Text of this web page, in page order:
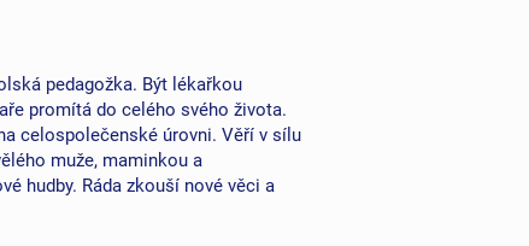
pedagožka. Být lékařkou
promítá do celého svého života.
celospolečenské úrovni. Věří v sílu
muže, maminkou a
hudby. Ráda zkouší nové věci a